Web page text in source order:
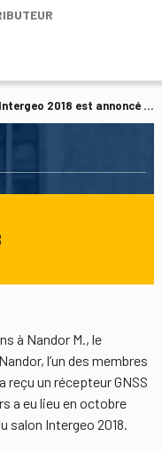
2018 est annoncé …
à Nandor M., le
l’un des membres
reçu un récepteur GNSS
a eu lieu en octobre
salon Intergeo 2018.